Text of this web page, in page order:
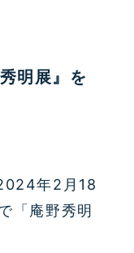
明展』を
年2 月 18
「庵野秀明